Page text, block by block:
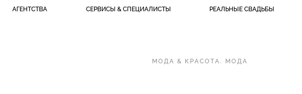
АГЕНТСТВА СЕРВИСЫ & СПЕЦИАЛИСТЫ РЕАЛЬНЫЕ СВАДЬБЫ
МОДА & КРАСОТА. МОДА